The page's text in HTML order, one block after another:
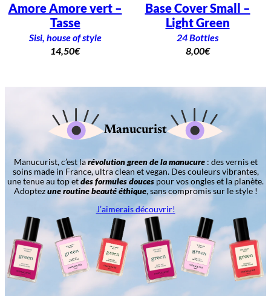
Amore Amore vert –
Tasse
Sisi, house of style
14,50€
Base Cover Small –
Light Green
24 Bottles
8,00€
Manucurist
Manucurist, c’est larévolution green de la manucure: des vernis et
soins made in France, ultra clean et vegan. Des couleurs vibrantes,
une tenue au top etdes formules douces pour vos ongles et la planète.
Adoptezune routine beauté éthique, sans compromis sur le style !
J’aimerais découvrir!